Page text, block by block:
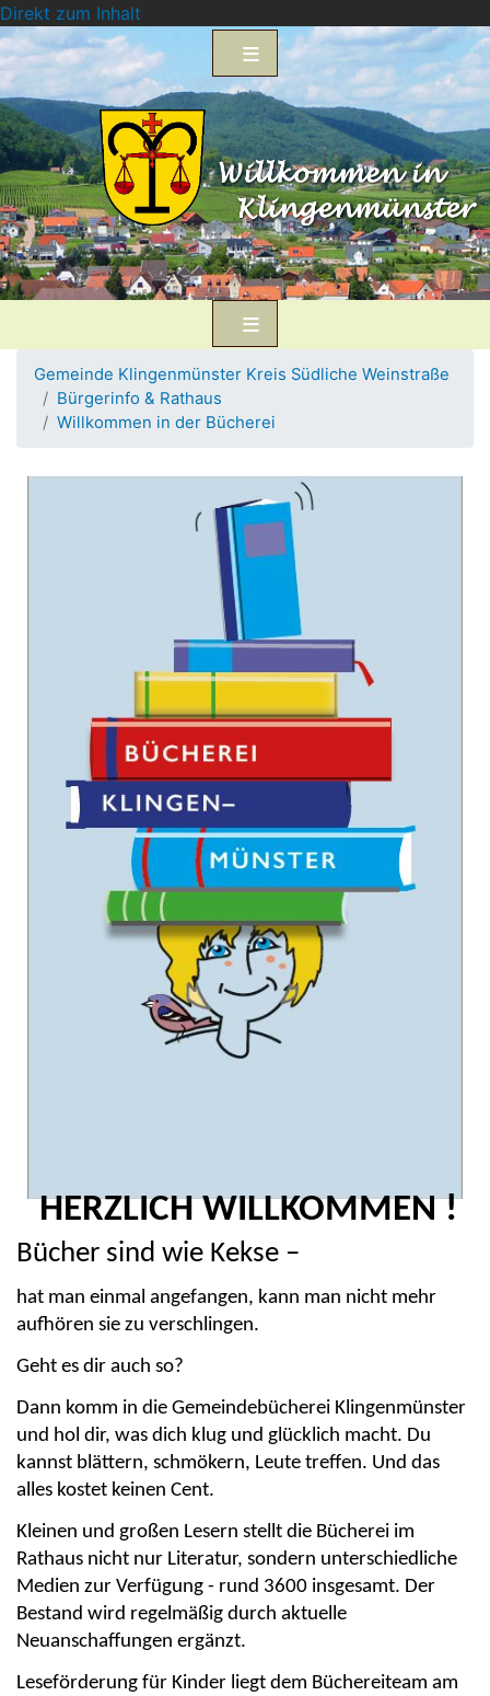
Direkt zum Inhalt
Gemeinde Klingenmünster Kreis Südliche Weinstraße
Bürgerinfo & Rathaus
Willkommen in der Bücherei
HERZLICH WILLKOMMEN !
Bücher sind wie Kekse –
hat man einmal angefangen, kann man nicht mehr
aufhören sie zu verschlingen.
Geht es dir auch so?
Dann komm in die Gemeindebücherei Klingenmünster
und hol dir, was dich klug und glücklich macht. Du
kannst blättern, schmökern, Leute treffen. Und das
alles kostet keinen Cent.
Kleinen und großen Lesern stellt die Bücherei im
Rathaus nicht nur Literatur, sondern unterschiedliche
Medien zur Verfügung - rund 3600 insgesamt. Der
Bestand wird regelmäßig durch aktuelle
Neuanschaffungen ergänzt.
Leseförderung für Kinder liegt dem Büchereiteam am